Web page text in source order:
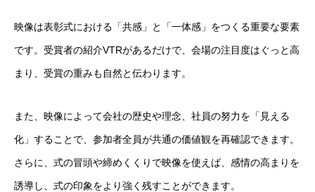
映像は表彰式における「共感」と「一体感」をつくる重要な要素
です。受賞者の紹介VTRがあるだけで、会場の注目度はぐっと高
まり、受賞の重みも自然と伝わります。
また、映像によって会社の歴史や理念、社員の努力を「見える
化」することで、参加者全員が共通の価値観を再確認できます。
さらに、式の冒頭や締めくくりで映像を使えば、感情の高まりを
誘導し、式の印象をより強く残すことができます。